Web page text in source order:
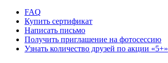
FAQ
Купить сертификат
Написать письмо
Получить приглашение на фотосессию
Узнать количество друзей по акции «5+»